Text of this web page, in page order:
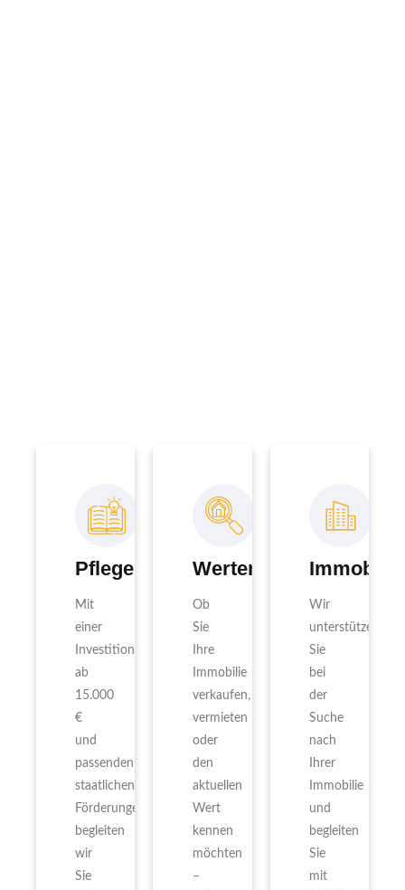
Pflegeimmobilien
Mit
einer
Investition
ab
15.000
€
und
passenden
staatlichen
Förderungen
begleiten
wir
Sie
Wertermittlung
Ob
Sie
Ihre
Immobilie
verkaufen,
vermieten
oder
den
aktuellen
Wert
kennen
möchten
–
Wir
unterstützen
Sie
bei
der
Suche
nach
Ihrer
Immobilie
und
begleiten
Sie
mit